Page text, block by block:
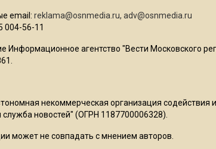
email: reklama@osnmedia.ru, adv@osnmedia.ru
004-56-11
Информационное агентство "Вести Московского
некоммерческая организация
новостей" (ОГРН 1187700006328).
может не совпадать с мнением авторов.